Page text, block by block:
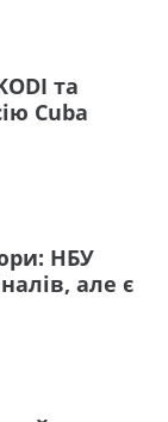
та
Cuba
НБУ
але є